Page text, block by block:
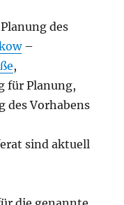
des
–
,
für Planung,
des Vorhabens
sind aktuell